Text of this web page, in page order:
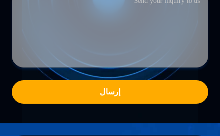
إرسال